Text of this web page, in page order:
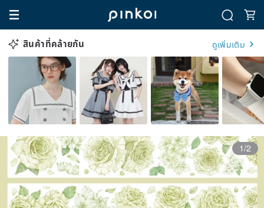
สินค้าที่คล้ายกัน ดูเพิ่มเติม
1/2